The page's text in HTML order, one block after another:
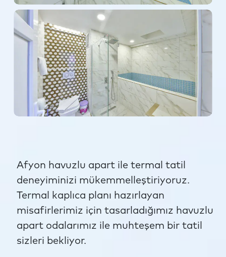
Afyon havuzlu apart ile termal tatil
deneyiminizi mükemmelleştiriyoruz.
Termal kaplıca planı hazırlayan
misafirlerimiz için tasarladığımız havuzlu
apart odalarımız ile muhteşem bir tatil
sizleri bekliyor.